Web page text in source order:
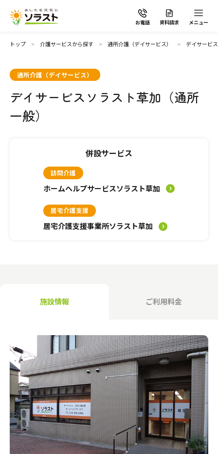
お電話 資料請求 メニュー
ソラストの想い
施設で暮らす
自宅から通う・泊まる
よくあるご質問
介護のガイド
介護お役立ちコラム「そらまめ＋」
トップ 介護サービスから探す 通所介護（デイサービス） デイサービ
通所介護（デイサービス）
デイサービスソラスト草加（通所
一般）
併設サービス
訪問介護
ホームヘルプサービスソラスト草加
居宅介護支援
居宅介護支援事業所ソラスト草加
施設情報 ご利用料金